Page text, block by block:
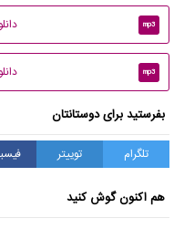
mp3
mp3
بفرستید برای دوستانتان
تلگرام توییتر
هم اکنون گوش کنید